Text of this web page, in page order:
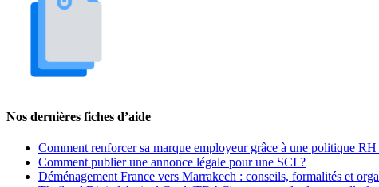
Nos dernières fiches d’aide
Comment renforcer sa marque employeur grâce à une politique
Comment publier une annonce légale pour une SCI ?
Déménagement France vers Marrakech : conseils, formalités et